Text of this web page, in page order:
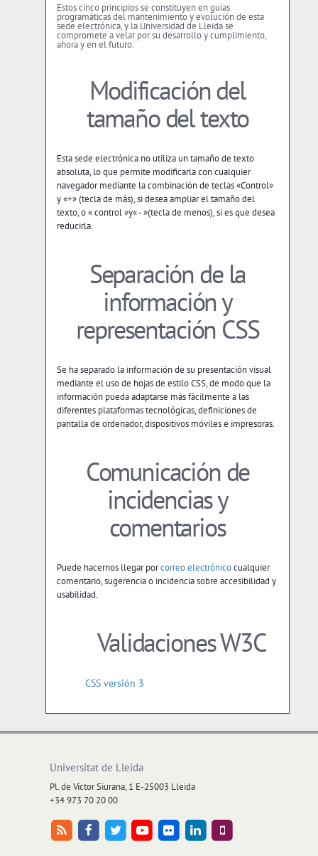
Estos cinco principios se constituyen en guías
programáticas del mantenimiento y evolución de esta
sede electrónica, y la Universidad de Lleida se
compromete a velar por su desarrollo y cumplimiento,
ahora y en el futuro.
Modificación del
tamaño del texto
Esta sede electrónica no utiliza un tamaño de texto
absoluta, lo que permite modificarla con cualquier
navegador mediante la combinación de teclas «Control»
y «+» (tecla de más), si desea ampliar el tamaño del
texto, o «control »y« - »(tecla de menos), si es que desea
reducirla.
Separación de la
información y
representación CSS
Se ha separado la información de su presentación visual
mediante el uso de hojas de estilo CSS, de modo que la
información pueda adaptarse más fácilmente a las
diferentes plataformas tecnológicas, definiciones de
pantalla de ordenador, dispositivos móviles e impresoras.
Comunicación de
incidencias y
comentarios
Puede hacernos llegar porcorreo electrónicocualquier
comentario, sugerencia o incidencia sobre accesibilidad y
usabilidad.
Validaciones W3C
CSS versión 3
Universitat de Lleida
Pl. de Víctor Siurana, 1 E-25003 Lleida
+34 973 70 20 00